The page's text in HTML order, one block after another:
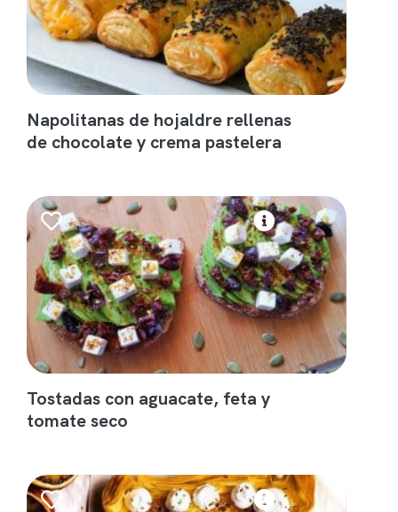
Napolitanas de hojaldre rellenas
de chocolate y crema pastelera
Tostadas con aguacate, feta y
tomate seco